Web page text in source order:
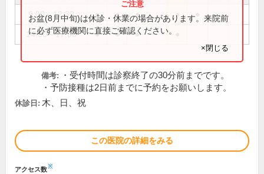
9:00～12:30 ● ● ● ●
14:00～17:30 ● ● ●
お盆(8月中旬)は休診・休業の場合があります。来院前
に必ず医療機関に直接ご確認ください。
×閉じる
備考:
・受付時間は診察終了の30分前までです。
・予防接種は2日前までに予約をお願いします。
休診日: 木、日、祝
この医院の詳細をみる
アクセス数※